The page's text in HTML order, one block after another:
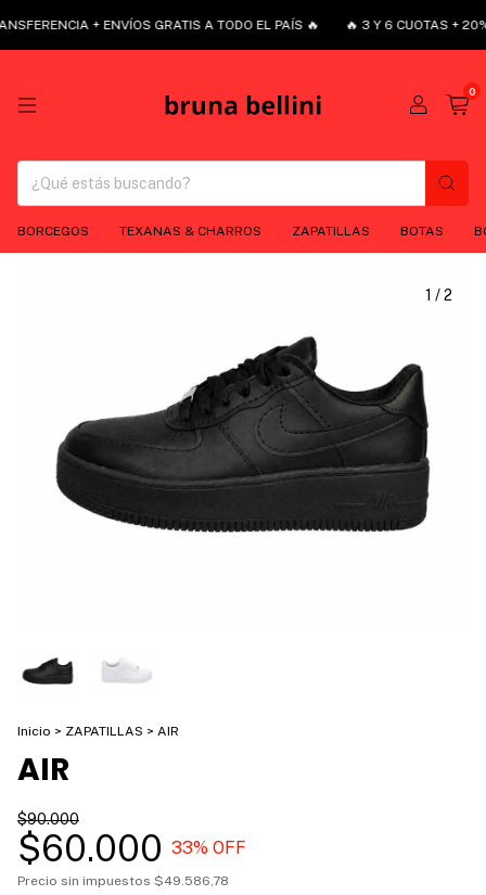
+ ENVÍOS GRATIS A TODO EL PAÍS 🔥 🔥 3 Y 6 CUOTAS +
0
BORCEGOS TEXANAS & CHARROS ZAPATILLAS BOTAS
1 /2
Inicio > ZAPATILLAS > AIR
AIR
$90.000
$60.000 33% OFF
Precio sin impuestos $49.586,78